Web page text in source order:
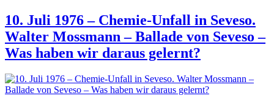
10. Juli 1976 – Chemie-Unfall in Seveso.
Walter Mossmann – Ballade von Seveso –
Was haben wir daraus gelernt?